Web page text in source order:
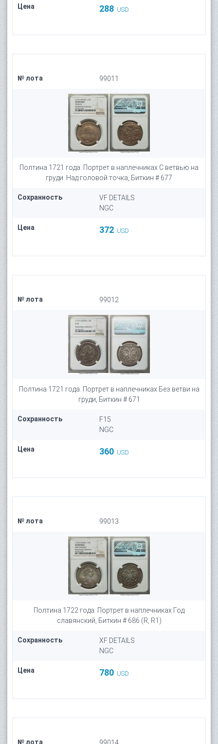
Цена 288 USD
№ лота 99011
Полтина 1721 года. Портрет в наплечниках С ветвью на
груди. Над головой точка, Биткин # 677
Сохранность
VF DETAILS
NGC
Цена 372 USD
№ лота 99012
Полтина 1721 года. Портрет в наплечниках Без ветви на
груди, Биткин # 671
Сохранность
F15
NGC
Цена 360 USD
№ лота 99013
Полтина 1722 года. Портрет в наплечниках Год
славянский, Биткин # 686 (R, R1)
Сохранность
XF DETAILS
NGC
Цена 780 USD
№ лота